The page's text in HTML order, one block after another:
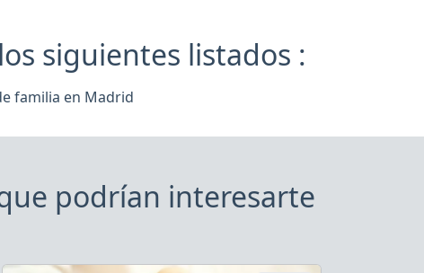
los siguientes listados :
familia en Madrid
podrían interesarte